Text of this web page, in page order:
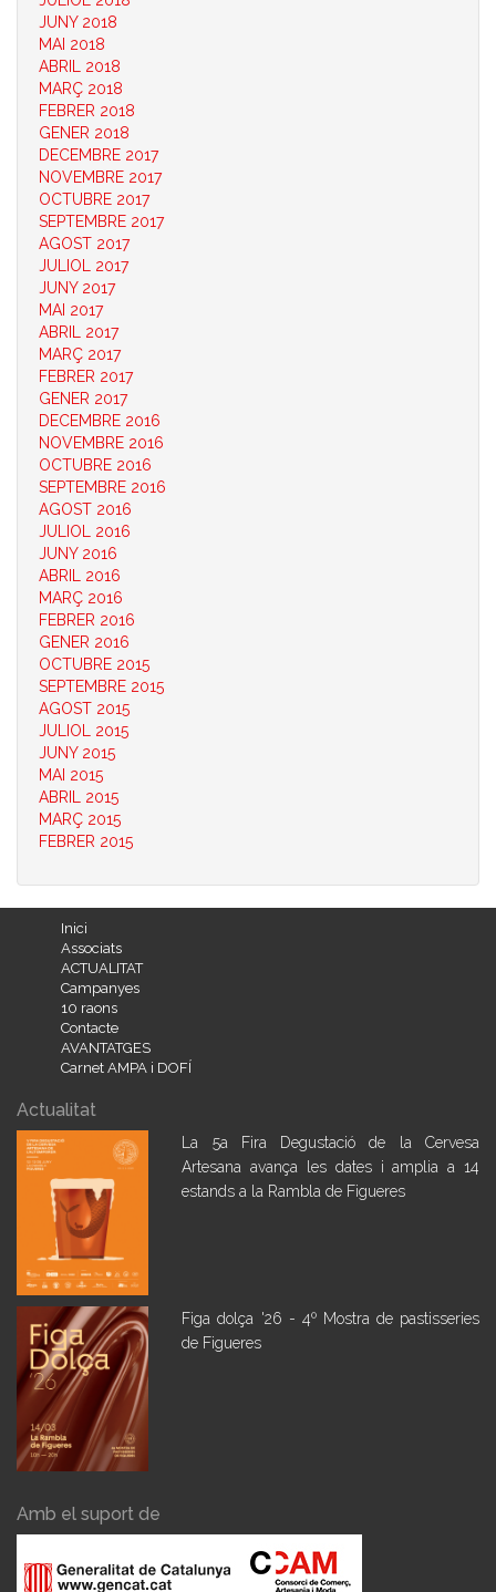
JUNY 2018
MAI 2018
ABRIL 2018
MARÇ 2018
FEBRER 2018
GENER 2018
DECEMBRE 2017
NOVEMBRE 2017
OCTUBRE 2017
SEPTEMBRE 2017
AGOST 2017
JULIOL 2017
JUNY 2017
MAI 2017
ABRIL 2017
MARÇ 2017
FEBRER 2017
GENER 2017
DECEMBRE 2016
NOVEMBRE 2016
OCTUBRE 2016
SEPTEMBRE 2016
AGOST 2016
JULIOL 2016
JUNY 2016
ABRIL 2016
MARÇ 2016
FEBRER 2016
GENER 2016
OCTUBRE 2015
SEPTEMBRE 2015
AGOST 2015
JULIOL 2015
JUNY 2015
MAI 2015
ABRIL 2015
MARÇ 2015
FEBRER 2015
Inici
Associats
ACTUALITAT
Campanyes
10 raons
Contacte
AVANTATGES
Carnet AMPA i DOFÍ
Actualitat
La 5a Fira Degustació de la Cervesa
Artesana avança les dates i amplia a 14
estands a la Rambla de Figueres
Figa dolça '26 - 4º Mostra de pastisseries
de Figueres
Amb el suport de